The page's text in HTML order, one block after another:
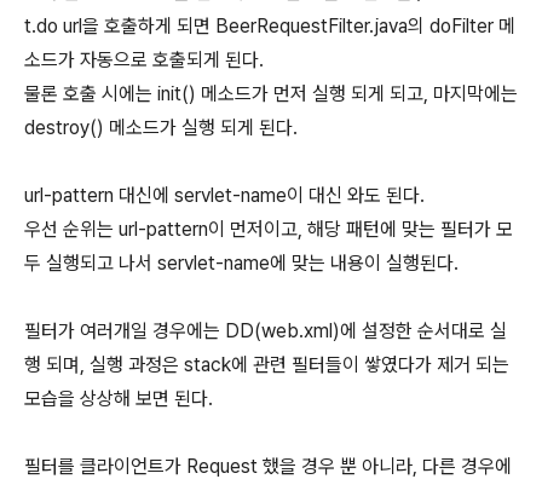
t.do url을 호출하게 되면 BeerRequestFilter.java의 doFilter 메
소드가 자동으로 호출되게 된다.
물론 호출 시에는 init() 메소드가 먼저 실행 되게 되고, 마지막에는
destroy() 메소드가 실행 되게 된다.
url-pattern 대신에 servlet-name이 대신 와도 된다.
우선 순위는 url-pattern이 먼저이고, 해당 패턴에 맞는 필터가 모
두 실행되고 나서 servlet-name에 맞는 내용이 실행된다.
필터가 여러개일 경우에는 DD(web.xml)에 설정한 순서대로 실
행 되며, 실행 과정은 stack에 관련 필터들이 쌓였다가 제거 되는
모습을 상상해 보면 된다.
필터를 클라이언트가 Request 했을 경우 뿐 아니라, 다른 경우에